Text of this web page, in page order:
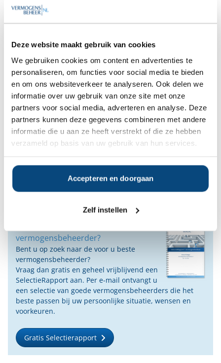
Deze website maakt gebruik van cookies
We gebruiken cookies om content en advertenties te
personaliseren, om functies voor social media te bieden
en om ons websiteverkeer te analyseren. Ook delen we
informatie over uw gebruik van onze site met onze
partners voor social media, adverteren en analyse. Deze
partners kunnen deze gegevens combineren met andere
informatie die u aan ze heeft verstrekt of die ze hebben
verzameld op basis van uw gebruik van hun services.
Accepteren en doorgaan
Zelf instellen
het beleggen van overtollige liquiditeit in de bv en de
privésituatie, en betrekt daarbij vraagstukken rond dividend
en een toekomstige bedrijfsoverdracht. Bij een reële
bedrijfsopvolgingsregeling in beeld komen; die geldt voor
holding of beleggingsstructuur.
Vastgoed, alternatieve beleggingen en liquiditeit
Naast beursgenoteerde beleggingen kan het vermogen
bestaan uit vastgoed, private equity of andere alternatieve
beleggingen. De wealth manager weegt de spreiding, het
rendement en vooral de beschikbaarheid van liquide
middelen, zodat u ook op korte termijn over voldoende vrij
Rapportage en vermogensregie
rapportages tonen de ontwikkeling en verdeling van uw totale
vermogen. Deze vermogensregie zorgt dat u op ieder
moment inzicht heeft en dat de losse onderdelen als één
vermogensbeheerder?
Bent u op zoek naar de voor u beste
vermogensbeheerder?
Vraag dan gratis en geheel vrijblijvend een
SelectieRapport aan. Per e-mail ontvangt u
een selectie van goede vermogensbeheerders die het
beste passen bij uw persoonlijke situatie, wensen en
voorkeuren.
Gratis Selectierapport